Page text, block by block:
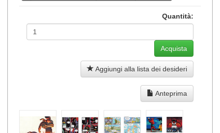
Quantità:
Aggiungi alla lista dei desideri
Anteprima